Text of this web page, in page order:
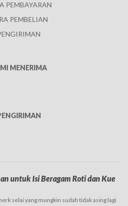
PEMBAYARAN
PEMBELIAN
MENERIMA
untuk Isi Beragam Roti dan Kue
selai yang mungkin sudah tidak asing lagi